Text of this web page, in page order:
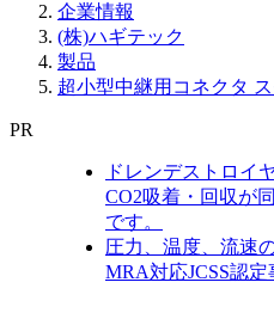
企業情報
(株)ハギテック
製品
超小型中継用コネクタ
PR
ドレンデストロイ
CO2吸着・回収が
です。
圧力、温度、流速
MRA対応JCSS認